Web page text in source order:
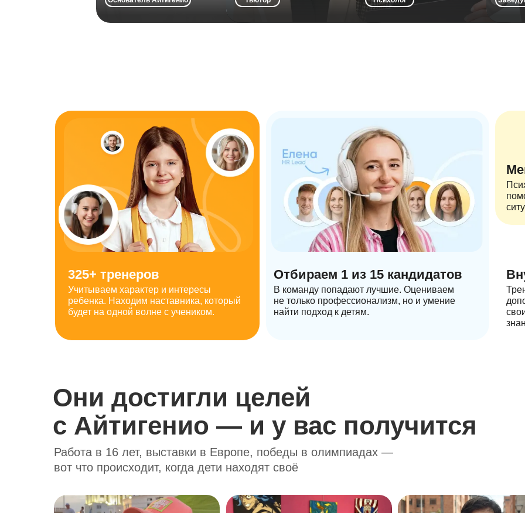
приносила радость и результат.
самостоятельными.
решать трудности в учёбе.
Учитываем характер и интересы
ребенка. Находим наставника, который
будет на одной волне с учеником.
В команду попадают лучшие. Оцениваем
не только профессионализм, но и умение
найти подход к детям.
325+ тренеров Отбираем 1 из 15 кандидатов
Работа в 16 лет, выставки в Европе, победы в олимпиадах —
вот что происходит, когда дети находят своё
Они достигли целей
с Айтигенио — и у вас получится